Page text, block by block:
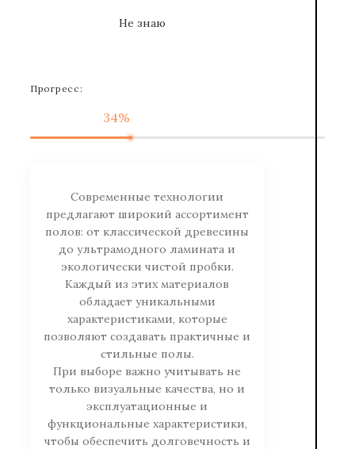
Не знаю
Прогресс:
34%
Современные технологии
предлагают широкий ассортимент
полов: от классической древесины
до ультрамодного ламината и
экологически чистой пробки.
Каждый из этих материалов
обладает уникальными
характеристиками, которые
позволяют создавать практичные и
стильные полы.
При выборе важно учитывать не
только визуальные качества, но и
эксплуатационные и
функциональные характеристики,
чтобы обеспечить долговечность и